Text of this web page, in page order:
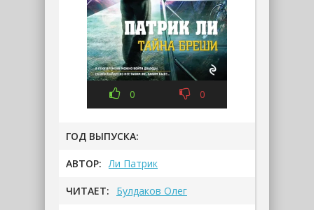
0 0
ГОД ВЫПУСКА:
АВТОР: Ли Патрик
ЧИТАЕТ: Булдаков Олег